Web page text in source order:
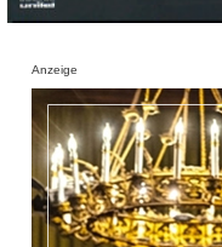
Anzeige